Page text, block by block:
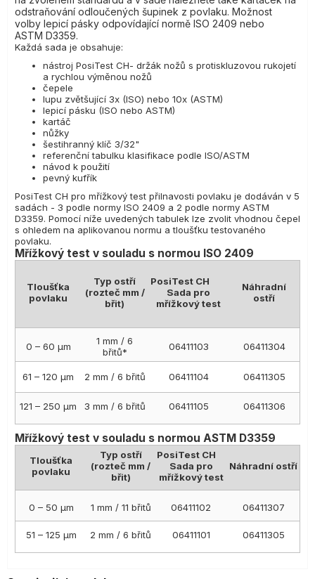
odstraňování odloučených šupinek z povlaku. Možnost
volby lepicí pásky odpovídající normě ISO 2409 nebo
ASTM D3359.
Každá sada je obsahuje:
nástroj PosiTest CH- držák nožů s protiskluzovou rukojetí
a rychlou výměnou nožů
čepele
lupu zvětšující 3x (ISO) nebo 10x (ASTM)
lepicí pásku (ISO nebo ASTM)
kartáč
nůžky
šestihranný klíč 3/32"
referenční tabulku klasifikace podle ISO/ASTM
návod k použití
pevný kufřík
PosiTest CH pro mřížkový test přilnavosti povlaku je dodáván v 5
sadách - 3 podle normy ISO 2409 a 2 podle normy ASTM
D3359. Pomocí níže uvedených tabulek lze zvolit vhodnou čepel
s ohledem na aplikovanou normu a tloušťku testovaného
povlaku.
Mřížkový test v souladu s normou ISO 2409
Tloušťka
povlaku
Typ ostří
(rozteč mm /
břit)
PosiTest CH
Sada pro
mřížkový test
Náhradní
ostří
0 – 60 µm
1 mm / 6
břitů*
06411103 06411304
61 – 120 µm 2 mm / 6 břitů 06411104 06411305
121 – 250 µm 3 mm / 6 břitů 06411105 06411306
Mřížkový test v souladu s normou ASTM D3359
Tloušťka
povlaku
Typ ostří
(rozteč mm /
břit)
PosiTest CH
Sada pro
mřížkový test
Náhradní ostří
0 – 50 µm 1 mm / 11 břitů 06411102 06411307
51 – 125 µm 2 mm / 6 břitů 06411101 06411305